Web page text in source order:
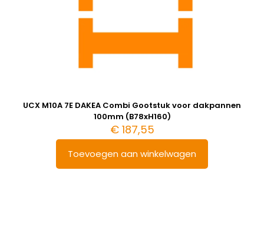
UCX M10A 7E DAKEA Combi Gootstuk voor dakpannen
100mm (B78xH160)
€187,55
Toevoegen aan winkelwagen